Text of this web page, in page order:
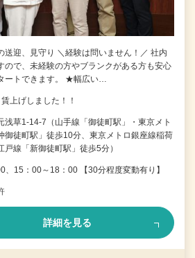
迎、見守り ＼経験は問いません！／ 社内
ので、未経験の方やブランクがある方も安心
ートできます。 ★幅広い…
上げしました！！
浅草1-14-7（山手線「御徒町駅」・東京メト
御徒町駅」徒歩10分、東京メトロ銀座線稲荷
戸線「新御徒町駅」徒歩5分）
、15：00～18：00 【30分程度変動有り】
詳細を見る